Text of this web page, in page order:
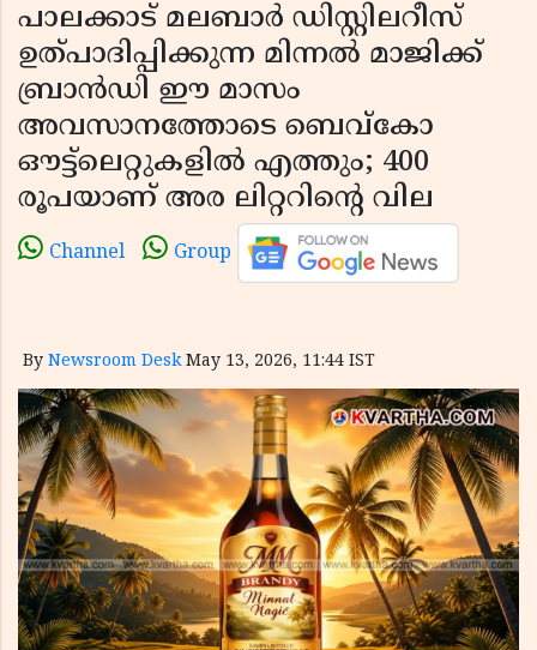
പാലക്കാട് മലബാർ ഡിസ്റ്റിലറീസ്
ഉത്പാദിപ്പിക്കുന്ന മിന്നൽ മാജിക്ക്
ബ്രാൻഡി ഈ മാസം
അവസാനത്തോടെ ബെവ്കോ
ഔട്ട്‌ലെറ്റുകളിൽ എത്തും; 400
രൂപയാണ് അര ലിറ്ററിൻ്റെ വില
Channel Group
By Newsroom Desk May 13, 2026, 11:44 IST